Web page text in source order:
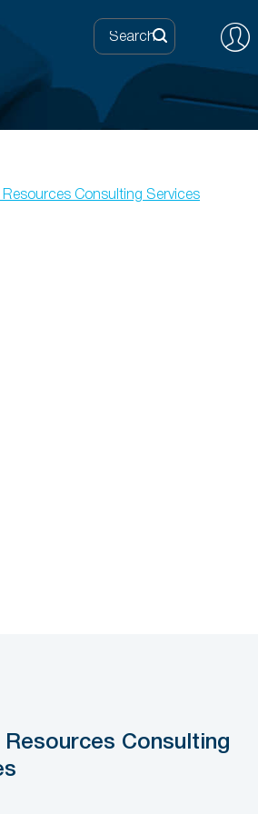
Consulting Services
Resources Consulting